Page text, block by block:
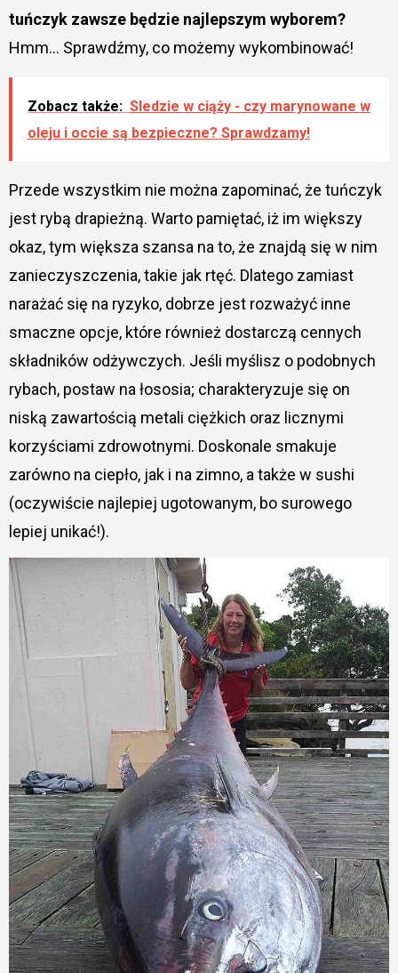
tuńczyk zawsze będzie najlepszym wyborem?
Hmm… Sprawdźmy, co możemy wykombinować!
Zobacz także: Sledzie w ciąży - czy marynowane w
oleju i occie są bezpieczne? Sprawdzamy!
Przede wszystkim nie można zapominać, że tuńczyk
jest rybą drapieżną. Warto pamiętać, iż im większy
okaz, tym większa szansa na to, że znajdą się w nim
zanieczyszczenia, takie jak rtęć. Dlatego zamiast
narażać się na ryzyko, dobrze jest rozważyć inne
smaczne opcje, które również dostarczą cennych
składników odżywczych. Jeśli myślisz o podobnych
rybach, postaw na łososia; charakteryzuje się on
niską zawartością metali ciężkich oraz licznymi
korzyściami zdrowotnymi. Doskonale smakuje
zarówno na ciepło, jak i na zimno, a także w sushi
(oczywiście najlepiej ugotowanym, bo surowego
lepiej unikać!).